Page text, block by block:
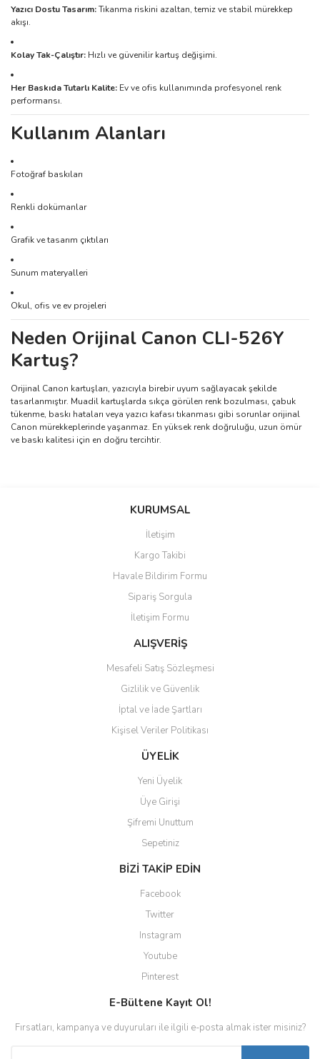
Yazıcı Dostu Tasarım:Tıkanma riskini azaltan, temiz ve stabil mürekkep
akışı.
Kolay Tak-Çalıştır: Hızlı ve güvenilir kartuş değişimi.
Her Baskıda Tutarlı Kalite: Ev ve ofis kullanımında profesyonel renk
performansı.
Kullanım Alanları
Fotoğraf baskıları
Renkli dokümanlar
Grafik ve tasarım çıktıları
Sunum materyalleri
Okul, ofis ve ev projeleri
Neden Orijinal Canon CLI-526Y
Kartuş?
Orijinal Canon kartuşları, yazıcıyla birebir uyum sağlayacak şekilde
tasarlanmıştır. Muadil kartuşlarda sıkça görülen renk bozulması, çabuk
tükenme, baskı hataları veya yazıcı kafası tıkanması gibi sorunlar orijinal
Canon mürekkeplerinde yaşanmaz. En yüksek renk doğruluğu, uzun ömür
ve baskı kalitesi için en doğru tercihtir.
Bu ürüne ilk yorumu siz yapın!
Ürün resmi kalitesiz, bozuk veya görüntülenemiyor.
Ürün açıklamasında eksik bilgiler bulunuyor.
Ürün bilgilerinde hatalar bulunuyor.
Ürün fiyatı diğer sitelerden daha pahalı.
Bu ürüne benzer farklı alternatifler olmalı.
Gönder
KURUMSAL
İletişim
Kargo Takibi
Havale Bildirim Formu
Sipariş Sorgula
İletişim Formu
ALIŞVERİŞ
Mesafeli Satış Sözleşmesi
Gizlilik ve Güvenlik
İptal ve İade Şartları
Kişisel Veriler Politikası
ÜYELİK
Yeni Üyelik
Üye Girişi
Şifremi Unuttum
Sepetiniz
BİZİ TAKİP EDİN
Facebook
Twitter
Instagram
Youtube
Pinterest
E-Bültene Kayıt Ol!
Fırsatları, kampanya ve duyuruları ile ilgili e-posta almak ister misiniz?